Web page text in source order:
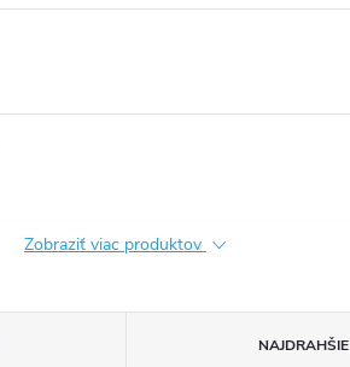
Zobraziť viac produktov
NAJDRAHŠIE